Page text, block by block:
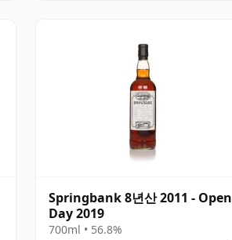
Springbank 8년산 2011 - Open
Day 2019
700ml • 56.8%